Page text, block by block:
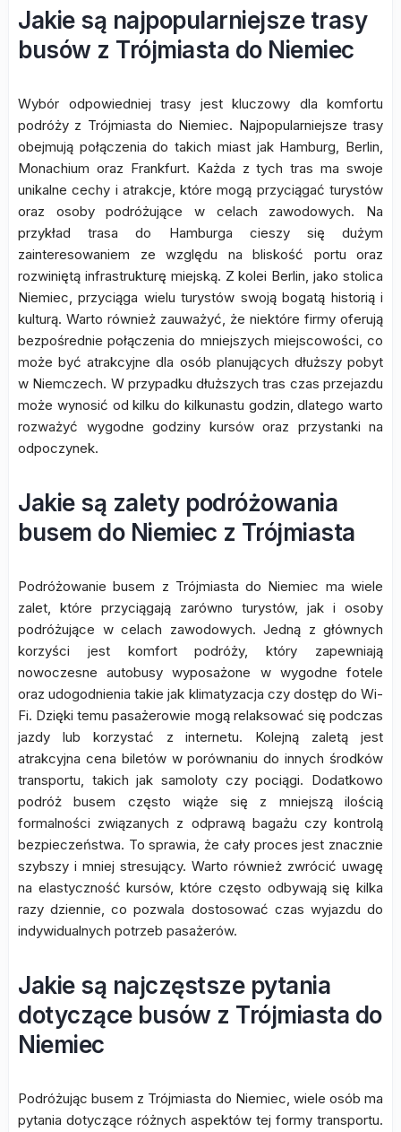
Jakie są najpopularniejsze trasy
busów z Trójmiasta do Niemiec
Wybór odpowiedniej trasy jest kluczowy dla komfortu
podróży z Trójmiasta do Niemiec. Najpopularniejsze trasy
obejmują połączenia do takich miast jak Hamburg, Berlin,
Monachium oraz Frankfurt. Każda z tych tras ma swoje
unikalne cechy i atrakcje, które mogą przyciągać turystów
oraz osoby podróżujące w celach zawodowych. Na
przykład trasa do Hamburga cieszy się dużym
zainteresowaniem ze względu na bliskość portu oraz
rozwiniętą infrastrukturę miejską. Z kolei Berlin, jako stolica
Niemiec, przyciąga wielu turystów swoją bogatą historią i
kulturą. Warto również zauważyć, że niektóre firmy oferują
bezpośrednie połączenia do mniejszych miejscowości, co
może być atrakcyjne dla osób planujących dłuższy pobyt
w Niemczech. W przypadku dłuższych tras czas przejazdu
może wynosić od kilku do kilkunastu godzin, dlatego warto
rozważyć wygodne godziny kursów oraz przystanki na
odpoczynek.
Jakie są zalety podróżowania
busem do Niemiec z Trójmiasta
Podróżowanie busem z Trójmiasta do Niemiec ma wiele
zalet, które przyciągają zarówno turystów, jak i osoby
podróżujące w celach zawodowych. Jedną z głównych
korzyści jest komfort podróży, który zapewniają
nowoczesne autobusy wyposażone w wygodne fotele
oraz udogodnienia takie jak klimatyzacja czy dostęp do Wi-
Fi. Dzięki temu pasażerowie mogą relaksować się podczas
jazdy lub korzystać z internetu. Kolejną zaletą jest
atrakcyjna cena biletów w porównaniu do innych środków
transportu, takich jak samoloty czy pociągi. Dodatkowo
podróż busem często wiąże się z mniejszą ilością
formalności związanych z odprawą bagażu czy kontrolą
bezpieczeństwa. To sprawia, że cały proces jest znacznie
szybszy i mniej stresujący. Warto również zwrócić uwagę
na elastyczność kursów, które często odbywają się kilka
razy dziennie, co pozwala dostosować czas wyjazdu do
indywidualnych potrzeb pasażerów.
Jakie są najczęstsze pytania
dotyczące busów z Trójmiasta do
Niemiec
Podróżując busem z Trójmiasta do Niemiec, wiele osób ma
pytania dotyczące różnych aspektów tej formy transportu.